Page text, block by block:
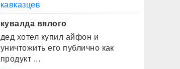
кавказцев
кувалда вялого
дед хотел купил айфон и
уничтожить его публично как
продукт ...